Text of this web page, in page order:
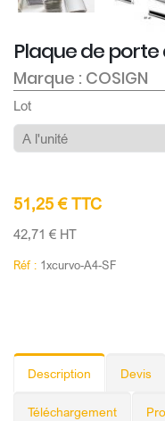
Plaque de
Marque : COSIGN
Lot
51,25 € TTC
42,71 € HT
Réf : 1xcurvo-A4-SF
Description Devis
Téléchargement